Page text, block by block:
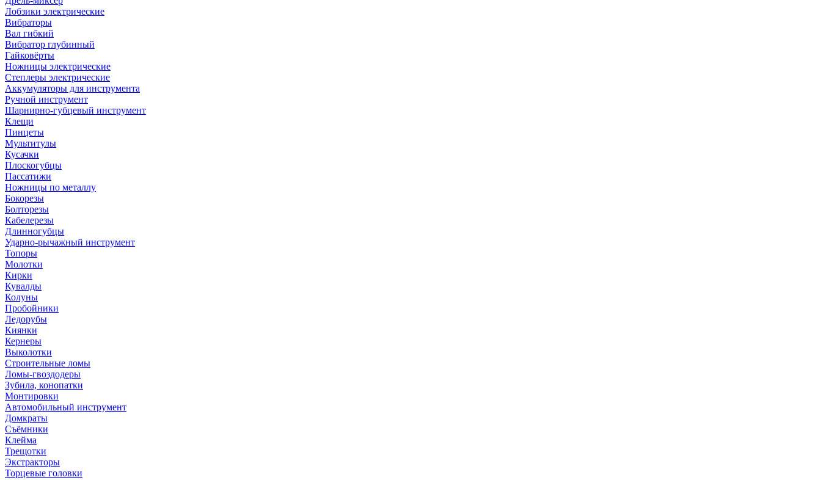
Лобзики электрические
Вибраторы
Вал гибкий
Вибратор глубинный
Гайковёрты
Ножницы электрические
Степлеры электрические
Аккумуляторы для инструмента
Ручной инструмент
Шарнирно-губцевый инструмент
Клещи
Пинцеты
Мультитулы
Кусачки
Плоскогубцы
Пассатижи
Ножницы по металлу
Бокорезы
Болторезы
Кабелерезы
Длинногубцы
Ударно-рычажный инструмент
Топоры
Молотки
Кирки
Кувалды
Колуны
Пробойники
Ледорубы
Киянки
Кернеры
Выколотки
Строительные ломы
Ломы-гвоздодеры
Зубила, конопатки
Монтировки
Автомобильный инструмент
Домкраты
Съёмники
Клейма
Трещотки
Экстракторы
Торцевые головки